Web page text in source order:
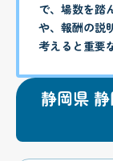
で、場数を踏
や、報酬の説
考えると重要
静岡県